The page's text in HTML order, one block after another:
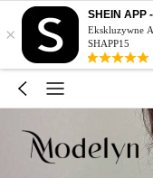
×
SHEIN APP
Ekskluzywne
SHAPP15